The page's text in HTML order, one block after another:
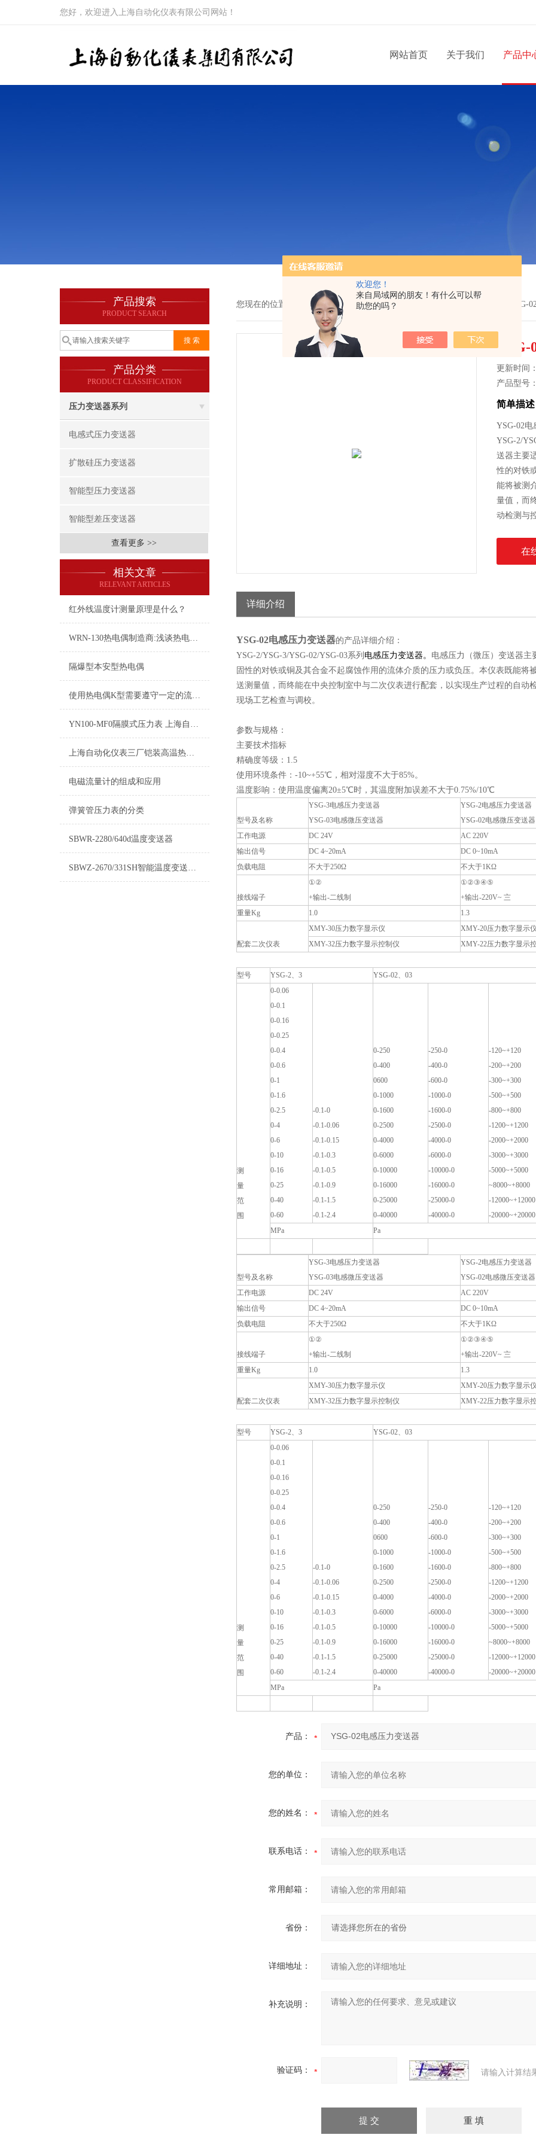
欢迎您！
来自局域网的朋友！有什么可以帮
助您的吗？
您好，欢迎进入上海自动化仪表有限公司网站！
网站首页 关于我们 产品中
产品搜索
PRODUCT SEARCH
产品分类
PRODUCT CLASSIFICATION
压力变送器系列
电感式压力变送器
扩散硅压力变送器
智能型压力变送器
智能型差压变送器
查看更多 >>
相关文章
RELEVANT ARTICLES
红外线温度计测量原理是什么？
WRN-130热电偶制造商:浅谈热电偶测量原理及优点
隔爆型本安型热电偶
使用热电偶K型需要遵守一定的流程和事项
YN100-MF0隔膜式压力表 上海自动化仪表四厂
上海自动化仪表三厂铠装高温热电偶的主要优势
电磁流量计的组成和应用
弹簧管压力表的分类
SBWR-2280/640d温度变送器
SBWZ-2670/331SH智能温度变送器详细介绍
您现在的位置： 首页 > 产品中心 >压力变送器系列 > YSG-
YSG-
更新时间
产品型号
简单描述
YSG-02电
YSG-2/
送器主要
性的对铁
能将被测
量值，而
动检测与
在
详细介绍
YSG-02电感压力变送器的产品详细介绍：
YSG-2/YSG-3/YSG-02/YSG-03系列 电感压力变送器。 电感压力（微压）变送器主
固性的对铁或铜及其合金不起腐蚀作用的流体介质的压力或负压。本仪表既能
送测量值，而终能在中央控制室中与二次仪表进行配套，以实现生产过程的自
现场工艺检查与调校。
参数与规格：
主要技术指标
精确度等级：1.5
使用环境条件：-10~+55℃，相对湿度不大于85%。
温度影响：使用温度偏离20±5℃时，其温度附加误差不大于0.75%/10℃
型号及名称
YSG-3电感压力变送器
YSG-03电感微压变送器
YSG-2电感压力变送器
YSG-02电感微压变送器
工作电源
DC 24V
AC 220V
输出信号
DC 4~20mA
DC 0~10mA
负载电阻
不大于250Ω 不大于1KΩ
接线端子
①②
+输出-二线制
①②③④⑤
+输出-220V~ 〨
重量Kg
1.0 1.3
配套二次仪表
XMY-30压力数字显示仪
XMY-20压力数字显示仪
XMY-32压力数字显示控制仪
XMY-22压力数字显示
型号 YSG-2、3 YSG-02、03
测
量
范
围
0-0.06
0-0.1
0-0.16
0-0.25
0-0.4
0-0.6
0-1
0-1.6
0-2.5
0-4
0-6
0-10
0-16
0-25
0-40
0-60
-0.1-0
-0.1-0.06
-0.1-0.15
-0.1-0.3
-0.1-0.5
-0.1-0.9
-0.1-1.5
-0.1-2.4
0-250
0-400
0600
0-1000
0-1600
0-2500
0-4000
0-6000
0-10000
0-16000
0-25000
0-40000
-250-0
-400-0
-600-0
-1000-0
-1600-0
-2500-0
-4000-0
-6000-0
-10000-0
-16000-0
-25000-0
-40000-0
-120~+120
-200~+200
-300~+300
-500~+500
-800~+800
-1200~+1200
-2000~+2000
-3000~+3000
-5000~+5000
~8000~+8000
-12000~+12000
-20000~+20000
MPa
Pa
型号及名称
YSG-3电感压力变送器
YSG-03电感微压变送器
YSG-2电感压力变送器
YSG-02电感微压变送器
工作电源
DC 24V
AC 220V
输出信号
DC 4~20mA
DC 0~10mA
负载电阻
不大于250Ω 不大于1KΩ
接线端子
①②
+输出-二线制
①②③④⑤
+输出-220V~ 〨
重量Kg
1.0 1.3
配套二次仪表
XMY-30压力数字显示仪
XMY-20压力数字显示仪
XMY-32压力数字显示控制仪
XMY-22压力数字显示
型号 YSG-2、3 YSG-02、03
测
量
范
围
0-0.06
0-0.1
0-0.16
0-0.25
0-0.4
0-0.6
0-1
0-1.6
0-2.5
0-4
0-6
0-10
0-16
0-25
0-40
0-60
-0.1-0
-0.1-0.06
-0.1-0.15
-0.1-0.3
-0.1-0.5
-0.1-0.9
-0.1-1.5
-0.1-2.4
0-250
0-400
0600
0-1000
0-1600
0-2500
0-4000
0-6000
0-10000
0-16000
0-25000
0-40000
-250-0
-400-0
-600-0
-1000-0
-1600-0
-2500-0
-4000-0
-6000-0
-10000-0
-16000-0
-25000-0
-40000-0
-120~+120
-200~+200
-300~+300
-500~+500
-800~+800
-1200~+1200
-2000~+2000
-3000~+3000
-5000~+5000
~8000~+8000
-12000~+12000
-20000~+20000
MPa
Pa
产品：
您的单位：
您的姓名：
联系电话：
常用邮箱：
省份：
详细地址：
补充说明：
验证码： 请输入计算结